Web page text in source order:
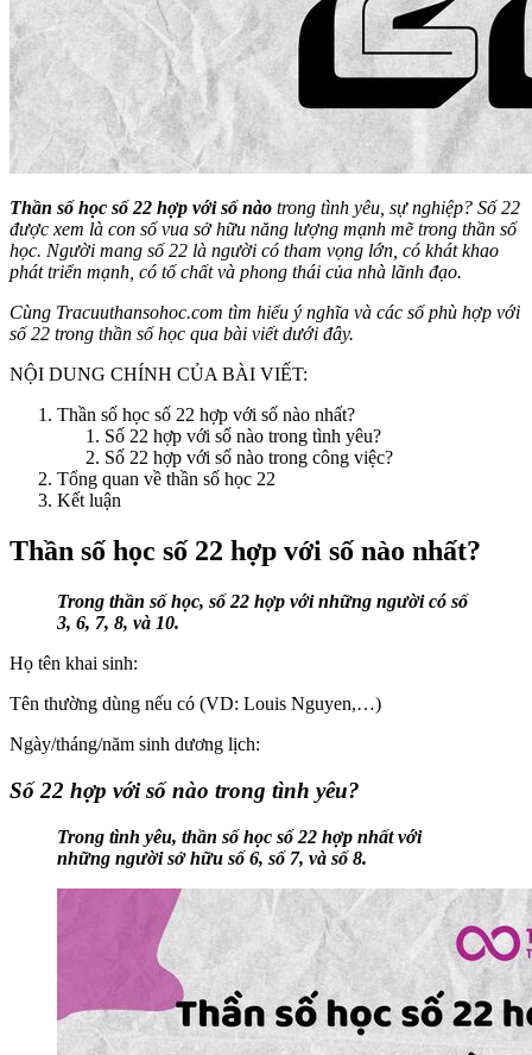
Thần số học số 22 hợp với số nào trong tình yêu, sự nghiệp? Số 22
được xem là con số vua sở hữu năng lượng mạnh mẽ trong thần số
học. Người mang số 22 là người có tham vọng lớn, có khát khao
phát triển mạnh, có tố chất và phong thái của nhà lãnh đạo.
Cùng Tracuuthansohoc.com tìm hiểu ý nghĩa và các số phù hợp với
số 22 trong thần số học qua bài viết dưới đây.
NỘI DUNG CHÍNH CỦA BÀI VIẾT:
Thần số học số 22 hợp với số nào nhất?
Số 22 hợp với số nào trong tình yêu?
Số 22 hợp với số nào trong công việc?
Tổng quan về thần số học 22
Kết luận
Thần số học số 22 hợp với số nào nhất?
Trong thần số học, số 22 hợp với những người có số
3, 6, 7, 8, và 10.
Họ tên khai sinh:
Tên thường dùng nếu có (VD: Louis Nguyen,…)
Ngày/tháng/năm sinh dương lịch:
Số 22 hợp với số nào trong tình yêu?
Trong tình yêu, thần số học số 22 hợp nhất với
những người sở hữu số 6, số 7, và số 8.